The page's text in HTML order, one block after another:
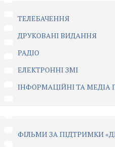
ТЕЛЕБАЧЕННЯ
ДРУКОВАНІ ВИДАННЯ
РАДІО
ЕЛЕКТРОННІ ЗМІ
ІНФОРМАЦІЙНІ ТА МЕДІА
ФІЛЬМИ ЗА ПІДТРИМКИ